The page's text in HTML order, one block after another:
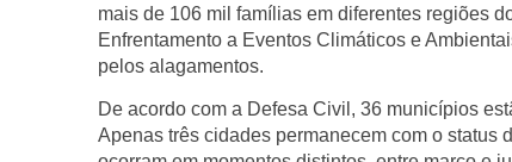
mais de 106 mil famílias em diferentes regiões
Enfrentamento a Eventos Climáticos e
pelos alagamentos.
De acordo com a Defesa Civil, 36 municípios
Apenas três cidades permanecem com o status